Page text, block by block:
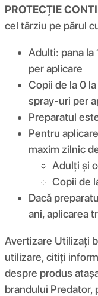
PROTECȚIE
cel târziu pe părul
Adulti: pana la
per aplicare
Copii de la 0
spray-uri per
Preparatul
Pentru
maxim zilnic
Adulți și
Copii de
Dacă
ani, aplicarea
Avertizare Utilizați
utilizare, citiți
despre produs
brandului Predator,